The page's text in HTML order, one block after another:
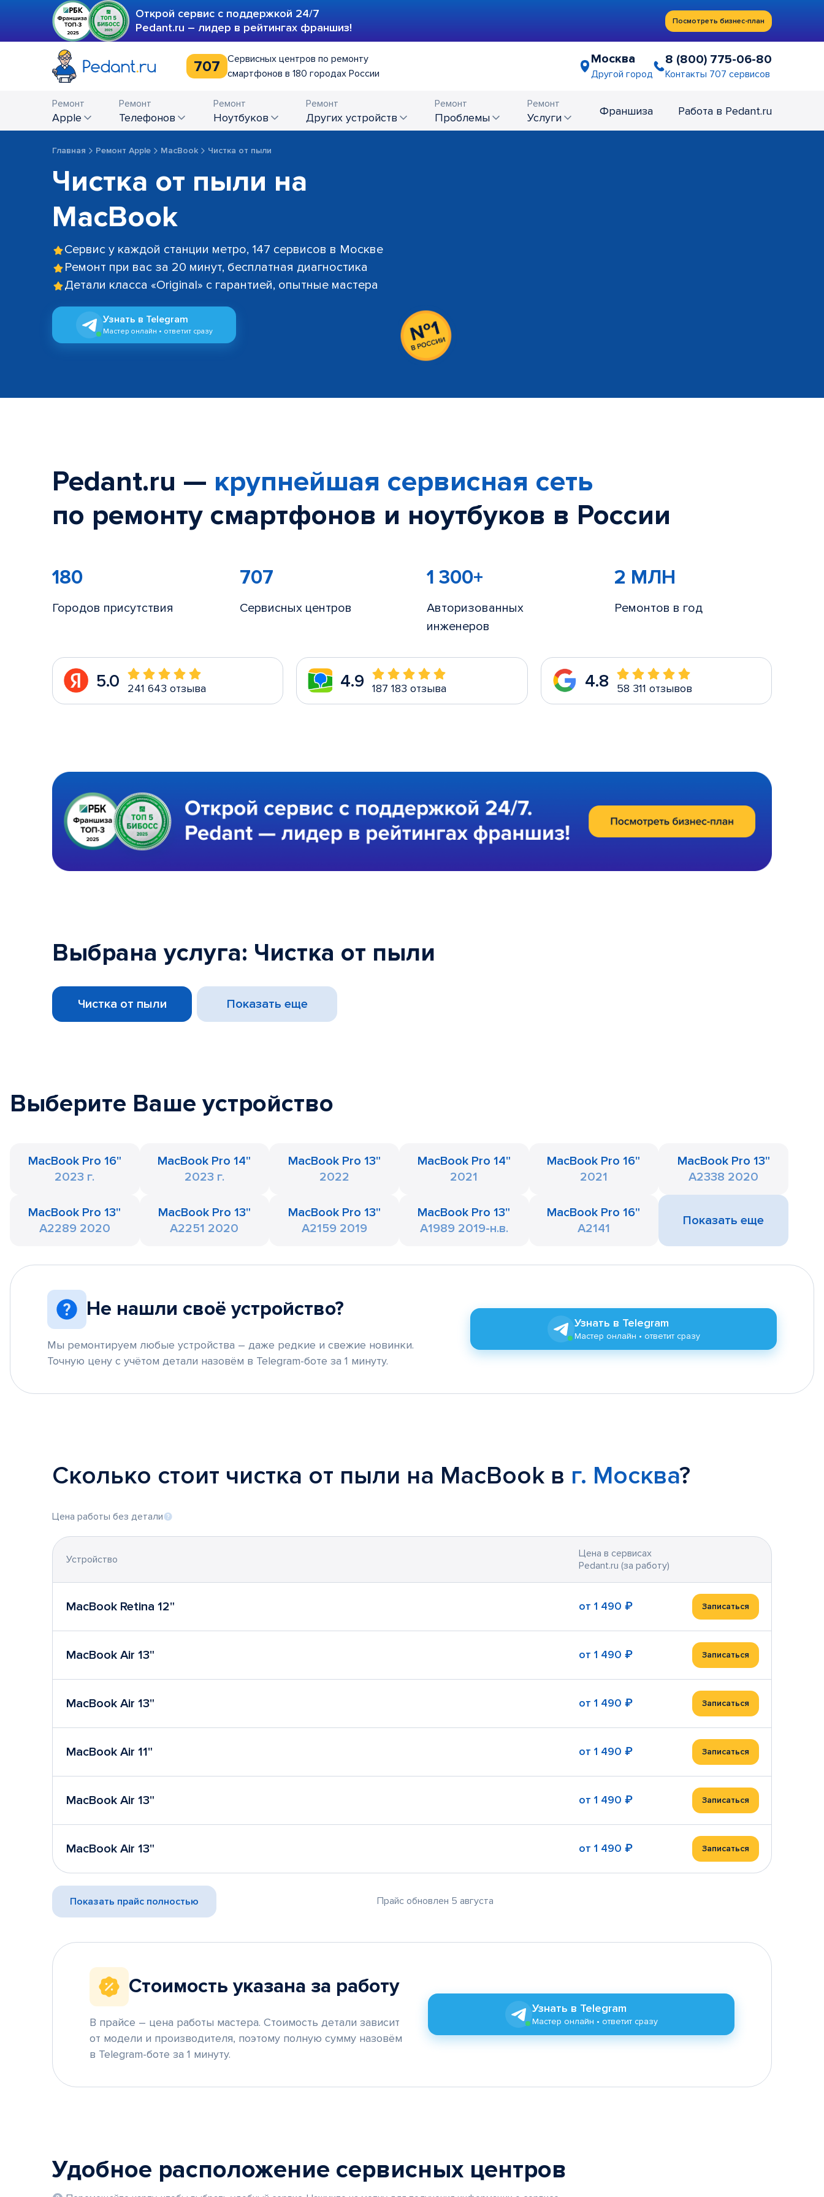
Открой сервис с поддержкой 24/7
Pedant.ru – лидер в рейтингах франшиз!
Посмотреть бизнес-план
707
Сервисных центров по ремонту
смартфонов в 180 городах России
Москва
Другой город
8 (800) 775-06-80
Контакты 707 сервисов
Ремонт
Apple
Ремонт
телефонов
Ремонт
ноутбуков
Ремонт
других устройств
Ремонт
проблемы
Ремонт
услуги Франшиза Работа в Pedant.ru
Главная Ремонт Apple MacBook Чистка от пыли
Чистка от пыли на
MacBook
Сервис у каждой станции метро, 147 сервисов в Москве
Ремонт при вас за 20 минут, бесплатная диагностика
Детали класса «Original» с гарантией, опытные мастера
Узнать в Telegram
Мастер онлайн • ответит сразу
Pedant.ru — крупнейшая сервисная сеть
по ремонту смартфонов и ноутбуков в России
180
Городов присутствия
707
Сервисных центров
1 300+
Авторизованных
инженеров
2 МЛН
Ремонтов в год
5.0 241 643 отзыва 4.9 187 183 отзыва 4.8 58 311 отзывов
Выбрана услуга: Чистка от пыли
Чистка от пыли Показать еще
Выберите Ваше устройство
MacBook Pro 16"
2023 г.
MacBook Pro 14"
2023 г.
MacBook Pro 13"
2022
MacBook Pro 14"
2021
MacBook Pro 16"
2021
MacBook Pro 13"
A2338 2020
MacBook Pro 13"
A2289 2020
MacBook Pro 13"
A2251 2020
MacBook Pro 13"
A2159 2019
MacBook Pro 13"
A1989 2019-н.в.
MacBook Pro 16"
A2141
Показать еще
Не нашли своё устройство?
Мы ремонтируем любые устройства – даже редкие и свежие новинки.
Точную цену с учётом детали назовём в Telegram-боте за 1 минуту.
Узнать в Telegram
Мастер онлайн • ответит сразу
Сколько стоит чистка от пыли на MacBook в г. Москва?
Цена работы без детали
Устройство
Цена в сервисах
Pedant.ru (за работу)
MacBook Retina 12" от 1 490 ₽ Записаться
MacBook Air 13" от 1 490 ₽ Записаться
MacBook Air 13" от 1 490 ₽ Записаться
MacBook Air 11" от 1 490 ₽ Записаться
MacBook Air 13" от 1 490 ₽ Записаться
MacBook Air 13" от 1 490 ₽ Записаться
Показать прайс полностью Прайс обновлен 5 августа
Стоимость указана за работу
В прайсе – цена работы мастера. Стоимость детали зависит
от модели и производителя, поэтому полную сумму назовём
в Telegram-боте за 1 минуту.
Узнать в Telegram
Мастер онлайн • ответит сразу
Удобное расположение сервисных центров